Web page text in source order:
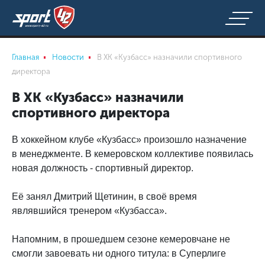
Главная Новости
В ХК «Кузбасс» назначили спортивного
директора
В ХК «Кузбасс» назначили
спортивного директора
В хоккейном клубе «Кузбасс» произошло назначение
в менеджменте. В кемеровском коллективе появилась
новая должность - спортивный директор.
Её занял Дмитрий Щетинин, в своё время
являвшийся тренером «Кузбасса».
Напомним, в прошедшем сезоне кемеровчане не
смогли завоевать ни одного титула: в Суперлиге